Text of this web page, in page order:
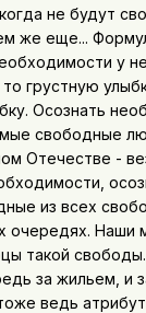
не будут
же еще...
у
грустную
Осознать
свободные
Отечестве -
из всех
очередях. Наши
такой
за жильем, и
ведь